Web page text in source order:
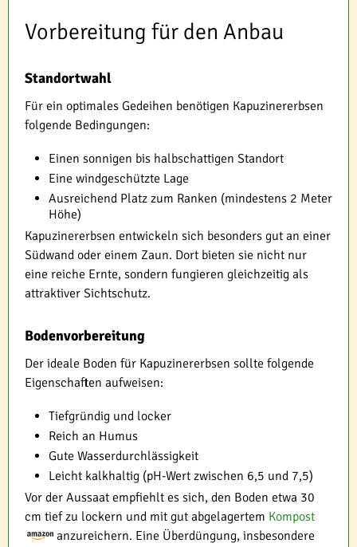
Vorbereitung für den Anbau
Standortwahl
Für ein optimales Gedeihen benötigen Kapuzinererbsen
folgende Bedingungen:
Einen sonnigen bis halbschattigen Standort
Eine windgeschützte Lage
Ausreichend Platz zum Ranken (mindestens 2 Meter
Höhe)
Kapuzinererbsen entwickeln sich besonders gut an einer
Südwand oder einem Zaun. Dort bieten sie nicht nur
eine reiche Ernte, sondern fungieren gleichzeitig als
attraktiver Sichtschutz.
Bodenvorbereitung
Der ideale Boden für Kapuzinererbsen sollte folgende
Eigenschaften aufweisen:
Tiefgründig und locker
Reich an Humus
Gute Wasserdurchlässigkeit
Leicht kalkhaltig (pH-Wert zwischen 6,5 und 7,5)
Vor der Aussaat empfiehlt es sich, den Boden etwa 30
cm tief zu lockern und mit gut abgelagertem Kompost
anzureichern. Eine Überdüngung, insbesondere